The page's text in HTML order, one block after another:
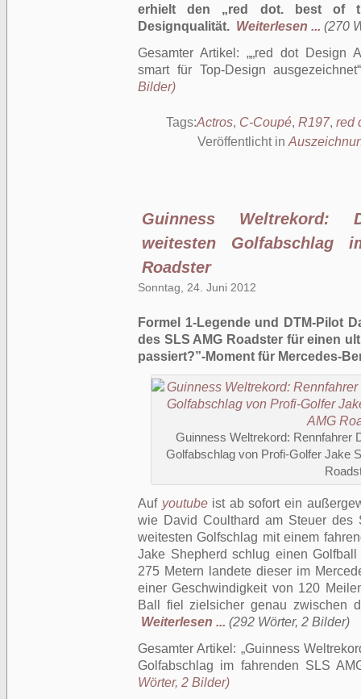
erhielt den „red dot. best of
Designqualität. Weiterlesen ... (270
Gesamter Artikel:
„red dot Design
smart für Top-Design ausgezeichnet
Bilder)
Tags:Actros, C-Coupé, R197, red
Veröffentlicht in
Guinness Weltrekord:
weitesten Golfabschlag
Roadster
Sonntag, 24. Juni 2012
Formel 1-Legende und DTM-Pilot
des SLS AMG Roadster für einen
passiert?”-Moment für Mercedes-
Guinness Weltrekord: Rennfahrer
Golfabschlag von Profi-Golfer Jake
Auf youtubeist ab sofort ein
wie David Coulthard am Steuer des
weitesten Golfschlag mit einem
Jake Shepherd schlug einen
275 Metern landete dieser im
einer Geschwindigkeit von 120
Ball fiel zielsicher genau zwischen
Weiterlesen ... (292 Wörter, 2 Bilder)
Gesamter Artikel:
Guinness
Golfabschlag im fahrenden SLS
Wörter, 2 Bilder)